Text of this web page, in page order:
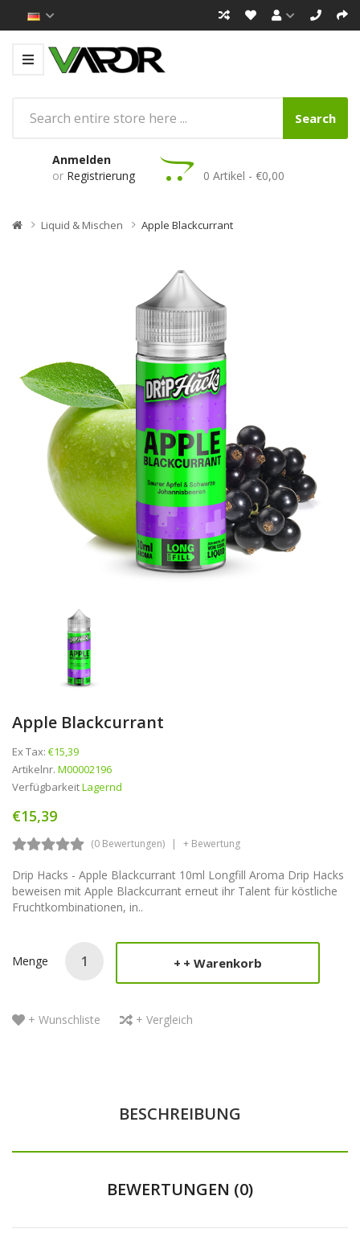
Search
Anmelden
or Registrierung 0 Artikel - €0,00
Liquid & Mischen Apple Blackcurrant
Apple Blackcurrant
Ex Tax: €15,39
Artikelnr. M00002196
VerfügbarkeitLagernd
€15,39
(0 Bewertungen) + Bewertung
Drip Hacks - Apple Blackcurrant 10ml Longfill Aroma Drip Hacks
beweisen mit Apple Blackcurrant erneut ihr Talent für köstliche
Fruchtkombinationen, in..
Menge + Warenkorb
+ Wunschliste + Vergleich
BESCHREIBUNG
BEWERTUNGEN (0)